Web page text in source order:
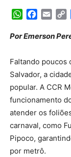
WhatsAppEmail
Por Emerson
Faltando poucos
Salvador, a
popular. A CCR
funcionamento
atender os
carnaval, como
Pipoco,
por metrô.